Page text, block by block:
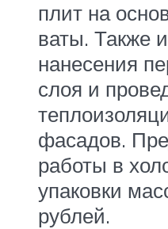
плит на
ваты. Также
нанесения
слоя и
фасадов.
работы в
упаковки
рублей.